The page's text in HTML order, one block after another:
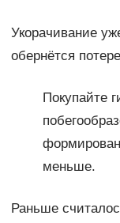
Укорачивание
обернётся
Покупайте
меньше.
Раньше